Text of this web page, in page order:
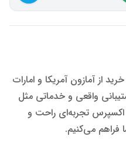
از آمازون آمریکا و امارات
واقعی و خدماتی مثل
اکسپرس تجربه‌ای راحت و
فراهم می‌کنیم.